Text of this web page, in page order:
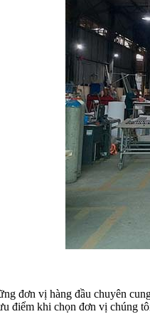
đơn vị hàng đầu chuyên
điểm khi chọn đơn vị chúng